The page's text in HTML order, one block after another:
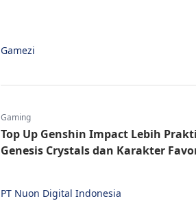
Gamezi
Gaming
Top Up Genshin Impact Lebih
Genesis Crystals dan Karakter
PT Nuon Digital Indonesia